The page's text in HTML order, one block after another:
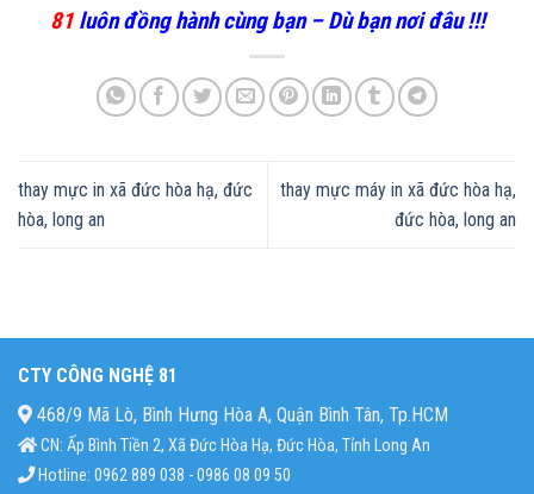
81 luôn đồng hành cùng bạn – Dù bạn nơi đâu !!!
thay mực in xã đức hòa hạ, đức
hòa, long an
thay mực máy in xã đức hòa hạ,
đức hòa, long an
CTY CÔNG NGHỆ 81
468/9 Mã Lò, Bình Hưng Hòa A, Quận Bình Tân, Tp.HCM
CN: Ấp Bình Tiền 2, Xã Đức Hòa Hạ, Đức Hòa, Tỉnh Long An
Hotline: 0962 889 038 - 0986 08 09 50